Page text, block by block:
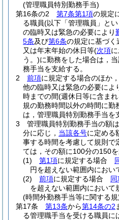
(管理職員特別勤務手当)
第16条の2
第7条第1項の規定
る職員(以下「管理職員」と
の臨時又は緊急の必要により
5条及び第6条の規定に基づく
又は年末年始の休日等(次項
う。)に勤務をした場合は，
務手当を支給する。
2
前項に規定する場合のほか
他の臨時又は緊急の必要によ
時までの間(週休日等に含ま
規の勤務時間以外の時間に勤
は，管理職員特別勤務手当を
3
管理職員特別勤務手当の額は
分に応じ， 当該各号に定める
事する時間を考慮して規則で
ては，その額に100分の150
(1)
第1項に規定する場合
円を超えない範囲内におい
(2)
前項に規定する場合
を超えない範囲内において
(時間外勤務手当等に関する
第17条
第13条から第14条の2
る管理職手当を受ける職員に